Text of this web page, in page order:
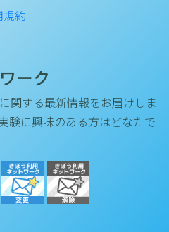
約
ーク
関する最新情報をお届けしま
験に興味のある方はどなたで